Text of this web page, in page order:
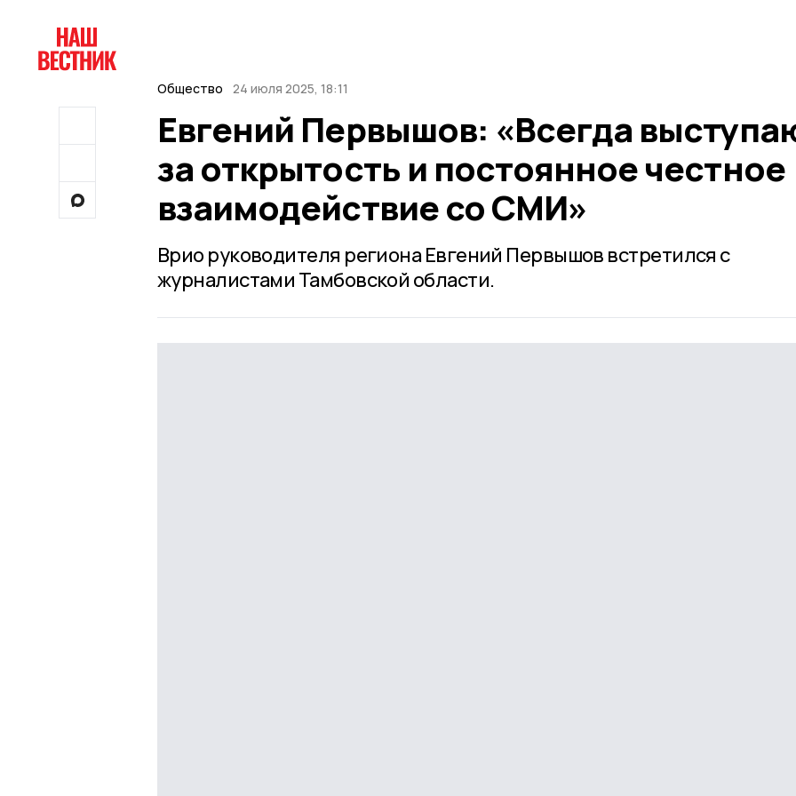
Общество 24 июля 2025, 18:11
Евгений Первышов: «Всегда
за открытость и постоянное честное
взаимодействие со СМИ»
Врио руководителя региона Евгений Первышов встретился с
журналистами Тамбовской области.